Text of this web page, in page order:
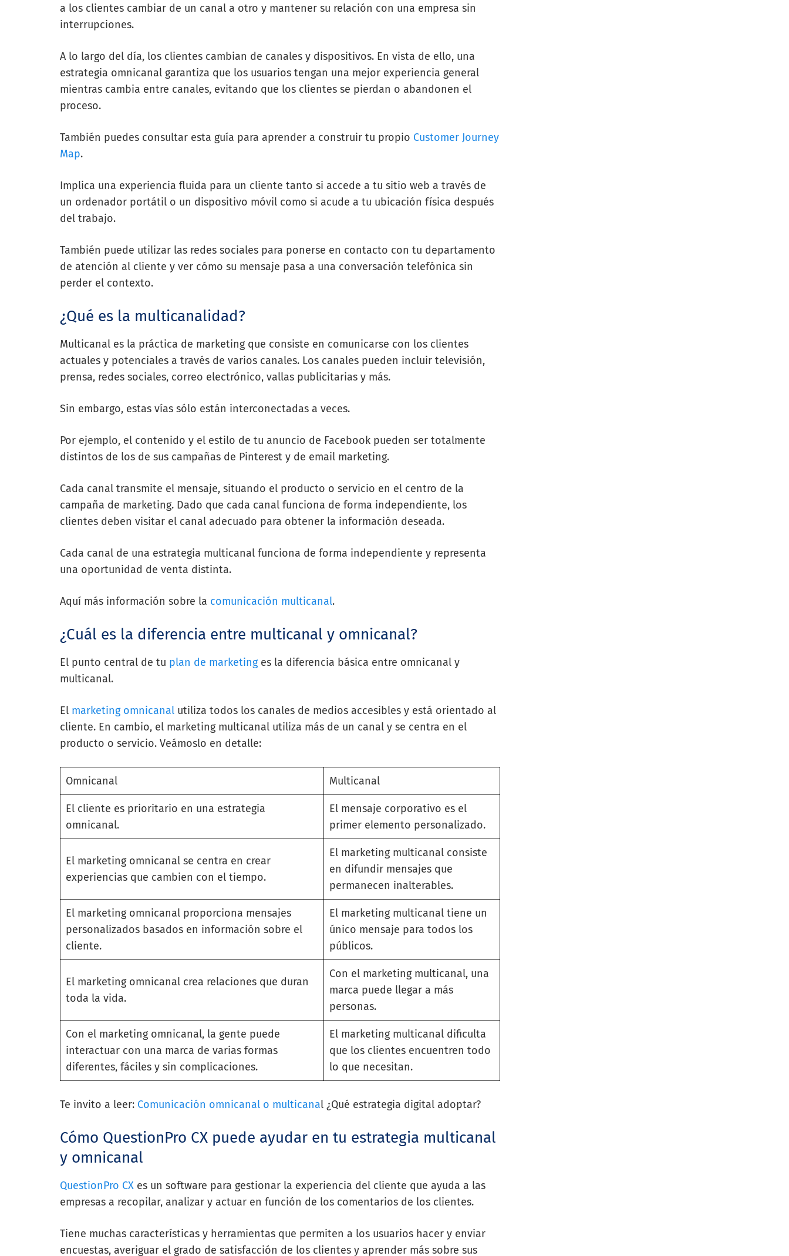
a los clientes cambiar de un canal a otro y mantener su relación con una empresa sin
interrupciones.
A lo largo del día, los clientes cambian de canales y dispositivos. En vista de ello, una
estrategia omnicanal garantiza que los usuarios tengan una mejor experiencia general
mientras cambia entre canales, evitando que los clientes se pierdan o abandonen el
proceso.
También puedes consultar esta guía para aprender a construir tu propio Customer Journey
Map.
Implica una experiencia fluida para un cliente tanto si accede a tu sitio web a través de
un ordenador portátil o un dispositivo móvil como si acude a tu ubicación física después
del trabajo.
También puede utilizar las redes sociales para ponerse en contacto con tu departamento
de atención al cliente y ver cómo su mensaje pasa a una conversación telefónica sin
perder el contexto.
¿Qué es la multicanalidad?
Multicanal es la práctica de marketing que consiste en comunicarse con los clientes
actuales y potenciales a través de varios canales. Los canales pueden incluir televisión,
prensa, redes sociales, correo electrónico, vallas publicitarias y más.
Sin embargo, estas vías sólo están interconectadas a veces.
Por ejemplo, el contenido y el estilo de tu anuncio de Facebook pueden ser totalmente
distintos de los de sus campañas de Pinterest y de email marketing.
Cada canal transmite el mensaje, situando el producto o servicio en el centro de la
campaña de marketing. Dado que cada canal funciona de forma independiente, los
clientes deben visitar el canal adecuado para obtener la información deseada.
Cada canal de una estrategia multicanal funciona de forma independiente y representa
una oportunidad de venta distinta.
Aquí más información sobre la comunicación multicanal.
¿Cuál es la diferencia entre multicanal y omnicanal?
El punto central de tu plan de marketinges la diferencia básica entre omnicanal y
multicanal.
El marketing omnicanal utiliza todos los canales de medios accesibles y está orientado al
cliente. En cambio, el marketing multicanal utiliza más de un canal y se centra en el
producto o servicio. Veámoslo en detalle:
Omnicanal Multicanal
El cliente es prioritario en una estrategia
omnicanal.
El mensaje corporativo es el
primer elemento personalizado.
El marketing omnicanal se centra en crear
experiencias que cambien con el tiempo.
El marketing multicanal consiste
en difundir mensajes que
permanecen inalterables.
El marketing omnicanal proporciona mensajes
personalizados basados en información sobre el
cliente.
El marketing multicanal tiene un
único mensaje para todos los
públicos.
El marketing omnicanal crea relaciones que duran
toda la vida.
Con el marketing multicanal, una
marca puede llegar a más
personas.
Con el marketing omnicanal, la gente puede
interactuar con una marca de varias formas
diferentes, fáciles y sin complicaciones.
El marketing multicanal dificulta
que los clientes encuentren todo
lo que necesitan.
Te invito a leer: Comunicación omnicanal o multicanal ¿Qué estrategia digital adoptar?
Cómo QuestionPro CX puede ayudar en tu estrategia multicanal
y omnicanal
QuestionPro CX es un software para gestionar la experiencia del cliente que ayuda a las
empresas a recopilar, analizar y actuar en función de los comentarios de los clientes.
Tiene muchas características y herramientas que permiten a los usuarios hacer y enviar
encuestas, averiguar el grado de satisfacción de los clientes y aprender más sobre sus